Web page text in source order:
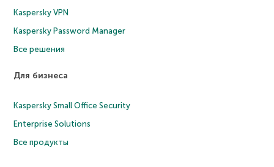
Kaspersky VPN
Kaspersky Password Manager
Все решения
Для бизнеса
Kaspersky Small Office Security
Enterprise Solutions
Все продукты